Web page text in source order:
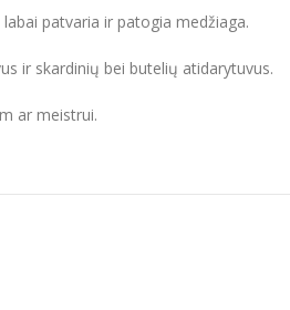
patvaria ir patogia medžiaga.
ir skardinių bei butelių atidarytuvus.
ar meistrui.